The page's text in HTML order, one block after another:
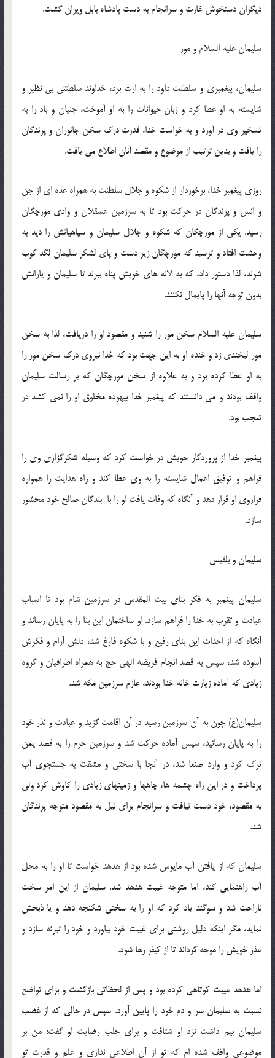
دیگران دستخوش غارت و سرانجام به دست پادشاه بابل ویران گشت.
سلیمان علیه السلام و مور
سلیمان، پیغمبری و سلطنت داود را به ارث برد، خداوند سلطنتی بی نظیر و
شایسته به او عطا كرد و زبان حیوانات را به او آموخت، جنیان و باد را به
تسخیر وی در آورد و به خواست خدا، قدرت درك سخن جانوران و پرندگان
را یافت و بدین ترتیب از موضوع و مقصد آنان اطلاع می یافت.
روزی پیغمبر خدا، برخوردار از شكوه و جلال سلطنت به همراه عده ای از جن
و انس و پرندگان در حركت بود تا به سرزمین عسقلان و وادی مورچگان
رسید. یكی از مورچگان كه شكوه و جلال سلیمان و سپاهیانش را دید به
وحشت افتاد و ترسید كه مورچگان زیر دست و پای لشكر سلیمان لگد كوب
شوند، لذا دستور داد، كه به لانه های خویش پناه ببرند تا سلیمان و یارانش
بدون توجه آنها را پایمال نكنند.
سلیمان علیه السلام سخن مور را شنید و مقصود او را دریافت، لذا به سخن
مور لبخندی زد و خنده او به این جهت بود كه خدا نیروی درك سخن مور را
به او عطا كرده بود و به علاوه از سخن مورچگان كه بر رسالت سلیمان
واقف بودند و می دانستند كه پیغمبر خدا بیهوده مخلوق او را نمی كشد در
تعجب بود.
پیغمبر خدا از پروردگار خویش در خواست كرد كه وسیله شكرگزاری وی را
فراهم و توفیق اعمال شایسته را به وی عطا كند و راه هدایت را همواره
فراروی او قرار دهد و آنگاه كه وفات یافت او را با بندگان صالح خود محشور
سازد.
سلیمان و بلقیس
سلیمان پیغمبر به فكر بنای بیت المقدس در سرزمین شام بود تا اسباب
عبادت و تقرب به خدا را فراهم سازد. او ساختمان این بنا را به پایان رساند و
آنگاه كه از احداث این بنای رفیع و با شكوه فارغ شد، دلش آرام و فكرش
آسوده شد، سپس به قصد انجام فریضه الهی حج به همراه اطرافیان و گروه
زیادی كه آماده زیارت خانه خدا بودند، عازم سرزمین مكه شد.
سلیمان(ع) چون به آن سرزمین رسید در آن اقامت گزید و عبادت و نذر خود
را به پایان رسانید، سپس آماده حركت شد و سرزمین حرم را به قصد یمن
ترك كرد و وارد صنعا شد، در آنجا با سختی و مشقت به جستجوی آب
پرداخت و در این راه چشمه ها، چاهها و زمینهای زیادی را كاوش كرد ولی
به مقصود، خود دست نیافت و سرانجام برای نیل به مقصود متوجه پرندگان
شد.
سلیمان كه از یافتن آب مایوس شده بود از هدهد خواست تا او را به محل
آب راهنمایی كند، اما متوجه غیبت هدهد شد. سلیمان از این امر سخت
ناراحت شد و سوگند یاد كرد كه او را به سختی شكنجه دهد و یا ذبحش
نماید، مگر اینكه دلیل روشنی برای غیبت خود بیاورد و خود را تبرئه سازد و
عذر خویش را موجه گرداند تا از كیفر رها شود.
اما هدهد غیبت كوتاهی كرده بود و پس از لحظاتی بازگشت و برای تواضع
نسبت به سلیمان سر و دم خود را پایین آورد. سپس در حالی كه از غضب
سلیمان بیم داشت نزد او شتافت و برای جلب رضایت او گفت: من بر
موضوعی واقف شده ام كه تو از آن اطلاعی نداری و علم و قدرت تو